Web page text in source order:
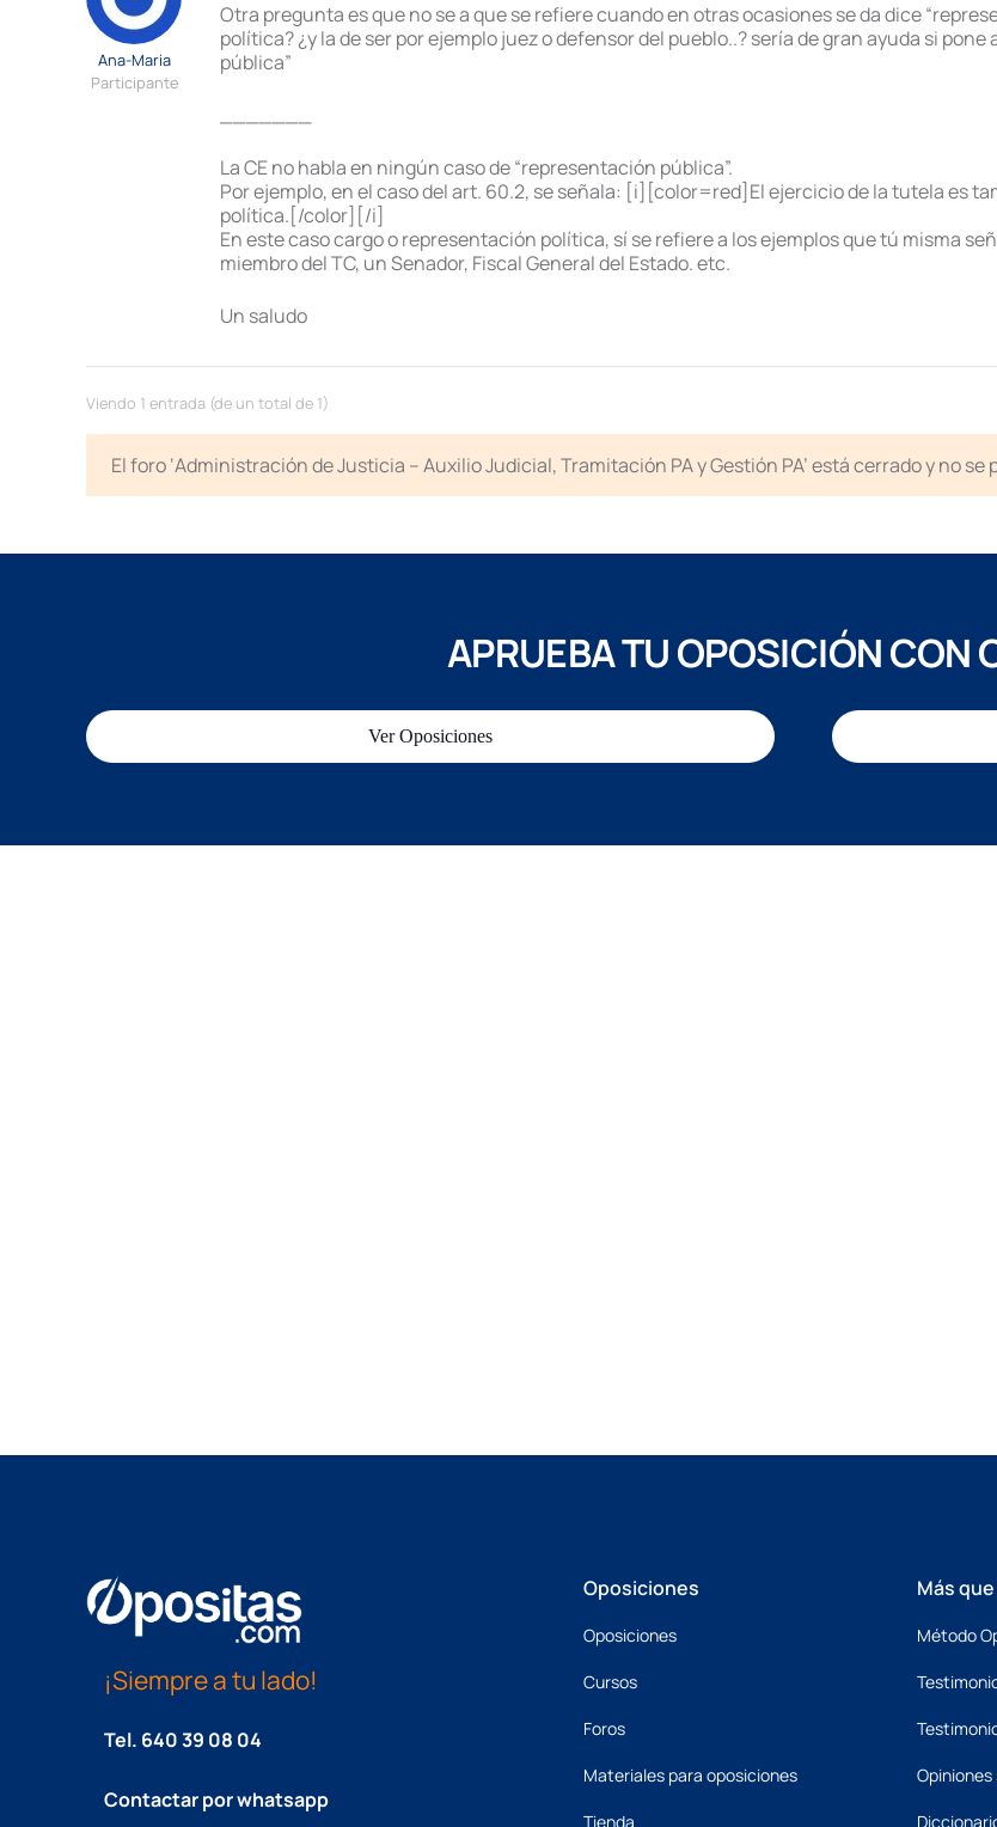
Ana-Maria
Participante
Otra pregunta es que no se a que se refiere cuando en otras ocasiones se da dice
política? ¿y la de ser por ejemplo juez o defensor del pueblo..? sería de gran ayuda si
pública”
La CE no habla en ningún caso de “representación pública”.
Por ejemplo, en el caso del art. 60.2, se señala: [i][color=red]El ejercicio de la tutela es
política.[/color][/i]
En este caso cargo o representación política, sí se refiere a los ejemplos que tú misma
miembro del TC, un Senador, Fiscal General del Estado. etc.
Un saludo
Viendo 1 entrada (de un total de 1)
El foro ‘Administración de Justicia – Auxilio Judicial, Tramitación PA y Gestión PA’ está cerrado y no
APRUEBA TU OPOSICIÓN CON
Ver Oposiciones
¡Siempre a tu lado!
Tel. 640 39 08 04
Contactar por whatsapp
Oposiciones
Oposiciones
Cursos
Foros
Materiales para oposiciones
Tienda
Más
Método